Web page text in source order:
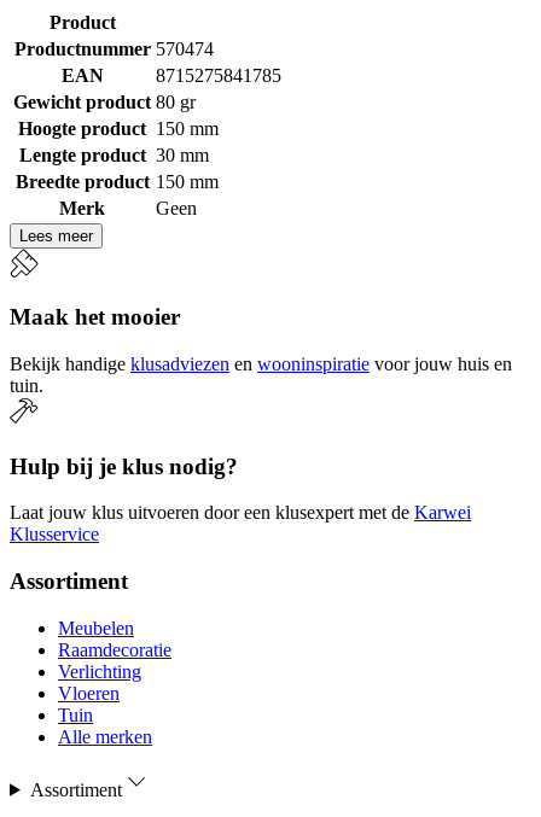
Product
Productnummer 570474
EAN
8715275841785
Gewicht product 80 gr
Hoogte product 150 mm
Lengte product 30 mm
Breedte product 150 mm
Merk
Geen
Lees meer
Maak het mooier
Bekijk handige klusadviezen en wooninspiratie voor jouw huis en
tuin.
Hulp bij je klus nodig?
Laat jouw klus uitvoeren door een klusexpert met de Karwei
Klusservice
Assortiment
Meubelen
Raamdecoratie
Verlichting
Vloeren
Tuin
Alle merken
Assortiment